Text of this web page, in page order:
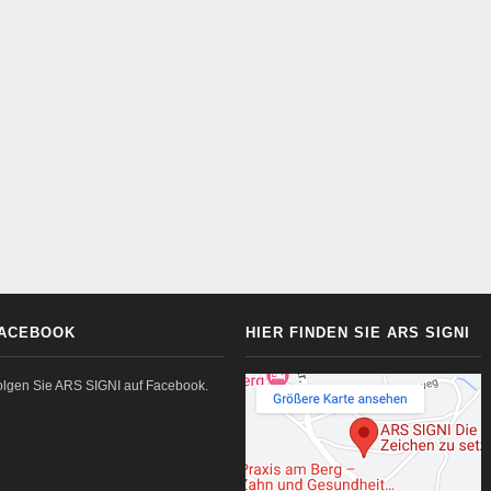
Sie ARS SIGNI auf Facebook.
HIER FINDEN SIE ARS SIGNI